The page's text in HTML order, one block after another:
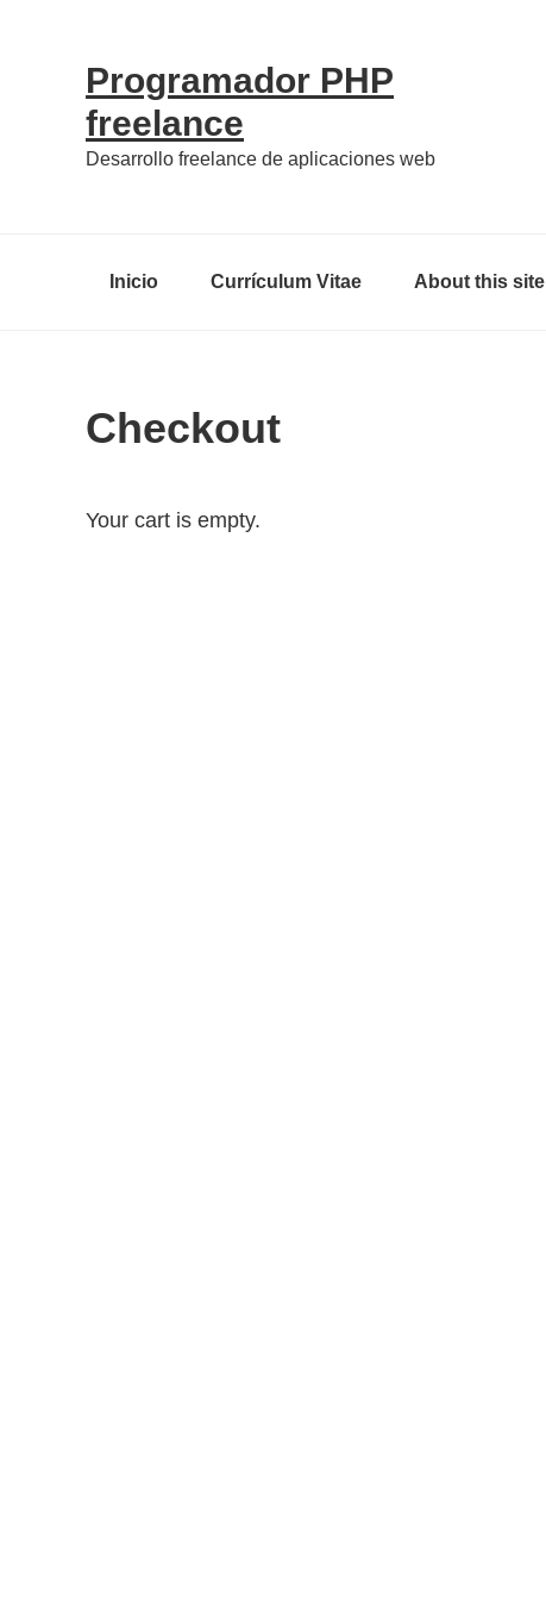
navigation
Programador PHP
freelance
Desarrollo freelance de aplicaciones web
navigation
Inicio Currículum Vitae About this site
Checkout
Your cart is empty.